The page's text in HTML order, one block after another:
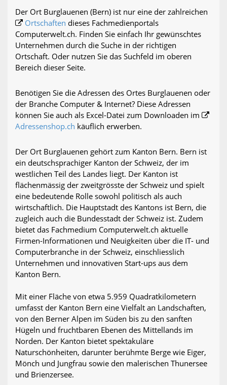
Der Ort Burglauenen (Bern) ist nur eine der zahlreichen
Ortschaften dieses Fachmedienportals
Computerwelt.ch. Finden Sie einfach Ihr gewünschtes
Unternehmen durch die Suche in der richtigen
Ortschaft. Oder nutzen Sie das Suchfeld im oberen
Bereich dieser Seite.
Benötigen Sie die Adressen des Ortes Burglauenen oder
der Branche Computer & Internet? Diese Adressen
können Sie auch als Excel-Datei zum Downloaden im
Adressenshop.ch käuflich erwerben.
Der Ort Burglauenen gehört zum Kanton Bern. Bern ist
ein deutschsprachiger Kanton der Schweiz, der im
westlichen Teil des Landes liegt. Der Kanton ist
flächenmässig der zweitgrösste der Schweiz und spielt
eine bedeutende Rolle sowohl politisch als auch
wirtschaftlich. Die Hauptstadt des Kantons ist Bern, die
zugleich auch die Bundesstadt der Schweiz ist. Zudem
bietet das Fachmedium Computerwelt.ch aktuelle
Firmen-Informationen und Neuigkeiten über die IT- und
Computerbranche in der Schweiz, einschliesslich
Unternehmen und innovativen Start-ups aus dem
Kanton Bern.
Mit einer Fläche von etwa 5.959 Quadratkilometern
umfasst der Kanton Bern eine Vielfalt an Landschaften,
von den Berner Alpen im Süden bis zu den sanften
Hügeln und fruchtbaren Ebenen des Mittellands im
Norden. Der Kanton bietet spektakuläre
Naturschönheiten, darunter berühmte Berge wie Eiger,
Mönch und Jungfrau sowie den malerischen Thunersee
und Brienzersee.